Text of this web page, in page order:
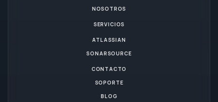
NOSOTROS
SERVICIOS
ATLASSIAN
SONARSOURCE
CONTACTO
SOPORTE
BLOG